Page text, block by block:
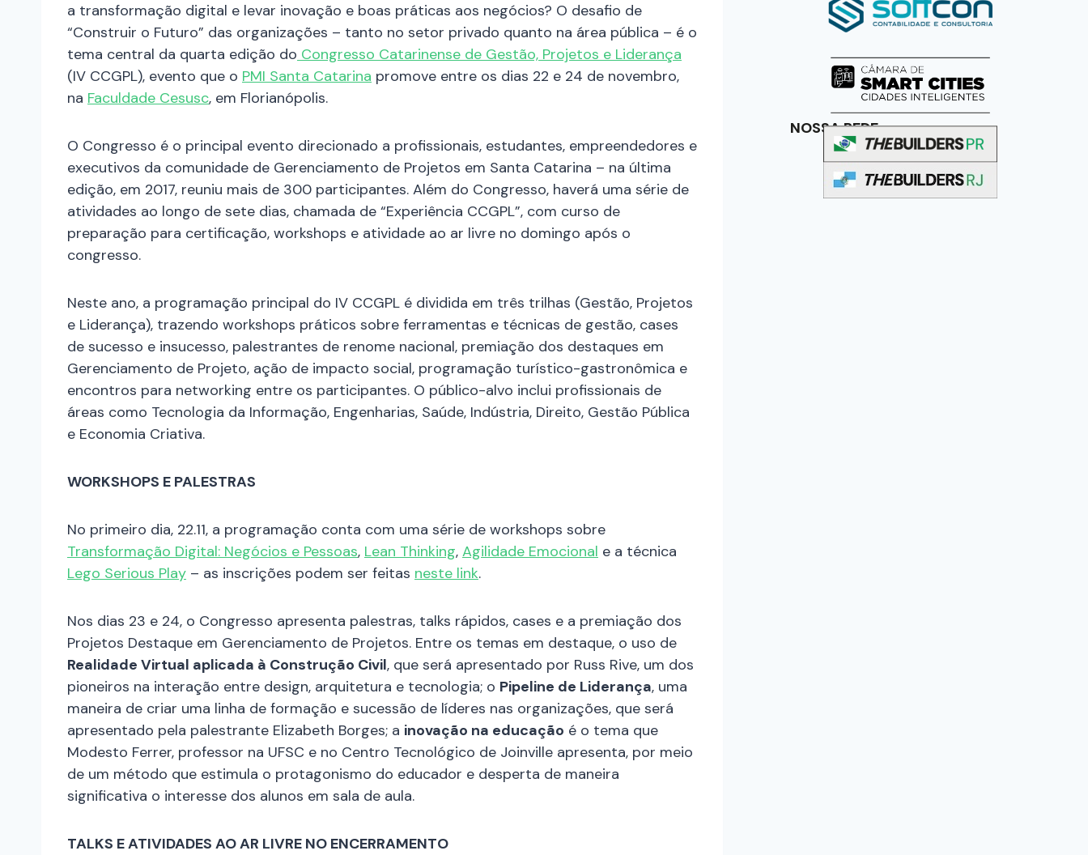
a transformação digital e levar inovação e boas práticas aos negócios? O desafio de
“Construir o Futuro” das organizações – tanto no setor privado quanto na área pública – é o
tema central da quarta edição do Congresso Catarinense de Gestão, Projetos e Liderança
(IV CCGPL), evento que o PMI Santa Catarina promove entre os dias 22 e 24 de novembro,
na Faculdade Cesusc, em Florianópolis.
O Congresso é o principal evento direcionado a profissionais, estudantes, empreendedores e
executivos da comunidade de Gerenciamento de Projetos em Santa Catarina – na última
edição, em 2017, reuniu mais de 300 participantes. Além do Congresso, haverá uma série de
atividades ao longo de sete dias, chamada de “Experiência CCGPL”, com curso de
preparação para certificação, workshops e atividade ao ar livre no domingo após o
congresso.
Neste ano, a programação principal do IV CCGPL é dividida em três trilhas (Gestão, Projetos
e Liderança), trazendo workshops práticos sobre ferramentas e técnicas de gestão, cases
de sucesso e insucesso, palestrantes de renome nacional, premiação dos destaques em
Gerenciamento de Projeto, ação de impacto social, programação turístico-gastronômica e
encontros para networking entre os participantes. O público-alvo inclui profissionais de
áreas como Tecnologia da Informação, Engenharias, Saúde, Indústria, Direito, Gestão Pública
e Economia Criativa.
WORKSHOPS E PALESTRAS
No primeiro dia, 22.11, a programação conta com uma série de workshops sobre
Transformação Digital: Negócios e Pessoas, Lean Thinking, Agilidade Emocional e a técnica
Lego Serious Play – as inscrições podem ser feitas neste link.
Nos dias 23 e 24, o Congresso apresenta palestras, talks rápidos, cases e a premiação dos
Projetos Destaque em Gerenciamento de Projetos. Entre os temas em destaque, o uso de
Realidade Virtual aplicada à Construção Civil, que será apresentado por Russ Rive, um dos
pioneiros na interação entre design, arquitetura e tecnologia; o Pipeline de Liderança, uma
maneira de criar uma linha de formação e sucessão de líderes nas organizações, que será
apresentado pela palestrante Elizabeth Borges; a inovação na educação é o tema que
Modesto Ferrer, professor na UFSC e no Centro Tecnológico de Joinville apresenta, por meio
de um método que estimula o protagonismo do educador e desperta de maneira
significativa o interesse dos alunos em sala de aula.
TALKS E ATIVIDADES AO AR LIVRE NO ENCERRAMENTO
NOSSA REDE